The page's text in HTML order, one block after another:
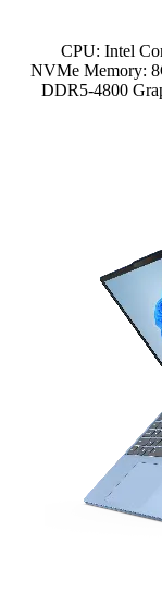
CPU: Intel
NVMe Memory:
DDR5-4800